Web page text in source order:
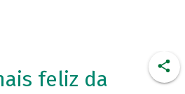
feliz da